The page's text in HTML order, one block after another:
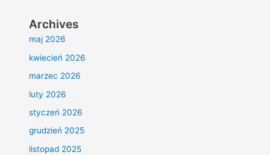
Archives
maj 2026
kwiecień 2026
marzec 2026
luty 2026
styczeń 2026
grudzień 2025
listopad 2025